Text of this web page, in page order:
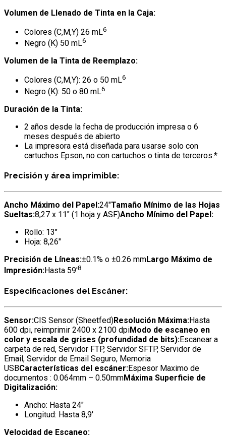
Volumen de Llenado de Tinta en la Caja:
Colores (C,M,Y) 26 mL6
Negro (K) 50 mL6
Volumen de la Tinta de Reemplazo:
Colores (C,M,Y): 26 o 50 mL6
Negro (K): 50 o 80 mL6
Duración de la Tinta:
2 años desde la fecha de producción impresa o 6
meses después de abierto
La impresora está diseñada para usarse solo con
cartuchos Epson, no con cartuchos o tinta de terceros.*
Precisión y área imprimible:
Ancho Máximo del Papel:24″Tamaño Mínimo de las Hojas
Sueltas:8,27 x 11″ (1 hoja y ASF)Ancho Mínimo del Papel:
Rollo: 13″
Hoja: 8,26″
Precisión de Líneas:±0.1% o ±0.26 mmLargo Máximo de
Impresión:Hasta 59′8
Especificaciones del Escáner:
Sensor:CIS Sensor (Sheetfed)Resolución Máxima:Hasta
600 dpi, reimprimir 2400 x 2100 dpiModo de escaneo en
color y escala de grises (profundidad de bits):Escanear a
carpeta de red, Servidor FTP, Servidor SFTP, Servidor de
Email, Servidor de Email Seguro, Memoria
USBCaracterísticas del escáner:Espesor Maximo de
documentos : 0.064mm – 0.50mmMáxima Superficie de
Digitalización:
Ancho: Hasta 24″
Longitud: Hasta 8,9′
Velocidad de Escaneo: